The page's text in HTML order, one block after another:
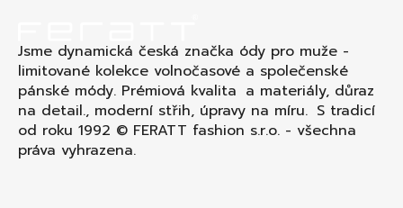
Jsme dynamická česká značka ódy pro muže -
limitované kolekce volnočasové a společenské
pánské módy. Prémiová kvalita a materiály, důraz
na detail., moderní střih, úpravy na míru. S tradicí
od roku 1992 © FERATT fashion s.r.o. - všechna
práva vyhrazena.